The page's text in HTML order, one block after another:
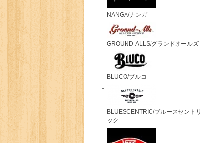
NANGA/ナンガ
GROUND-ALLS/グランドオールズ
BLUCO/ブルコ
BLUESCENTRIC/ブルースセントリ
ック